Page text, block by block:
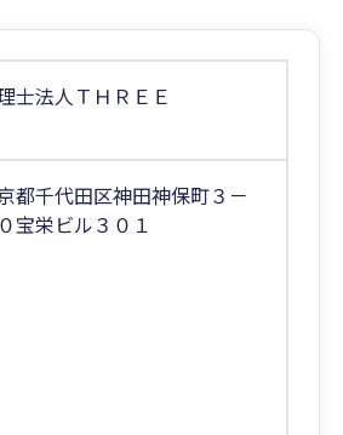
士法人ＴＨＲＥＥ
都千代田区神田神保町３－
宝栄ビル３０１